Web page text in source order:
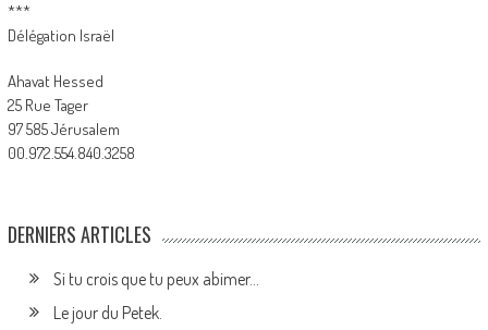
***
Délégation Israël
Ahavat Hessed
25 Rue Tager
97 585 Jérusalem
00.972.554.840.3258
DERNIERS ARTICLES
Si tu crois que tu peux abimer…
Le jour du Petek.